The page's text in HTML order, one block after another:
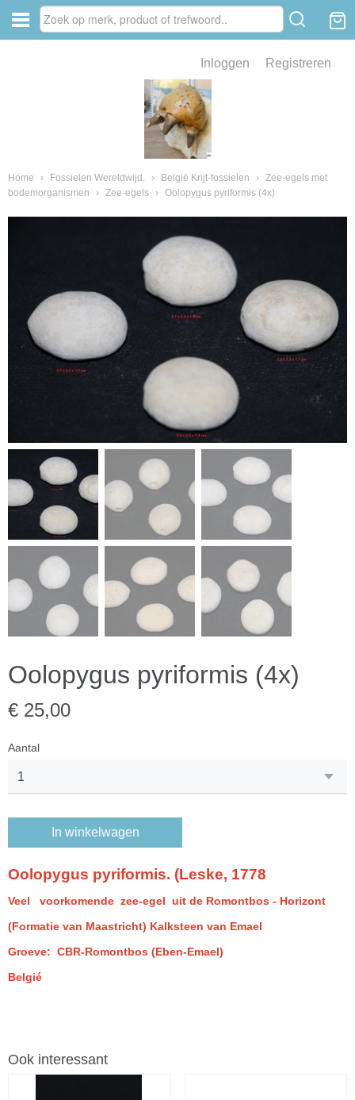
Inloggen Registreren
Home › Fossielen Wereldwijd. › België Krijt-fossielen › Zee-egels met
bodemorganismen
› Zee-egels › Oolopygus pyriformis (4x)
Oolopygus pyriformis (4x)
€ 25,00
Aantal
In winkelwagen
Oolopygus pyriformis. (Leske, 1778
Veel voorkomende zee-egel uit de Romontbos - Horizont
(Formatie van Maastricht) Kalksteen van Emael
Groeve: CBR-Romontbos (Eben-Emael)
Belgié
Ook interessant
van fossielen en mineralen